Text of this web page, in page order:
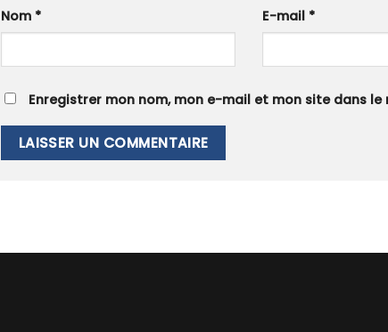
Nom * E-mail *
Enregistrer mon nom, mon e-mail et mon site dans